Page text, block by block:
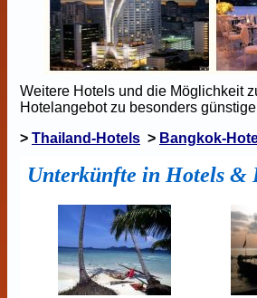
Weitere Hotels und die Möglichkeit
Hotelangebot zu besonders
> Thailand-Hotels > Bangkok-
Unterkünfte in Hotels &